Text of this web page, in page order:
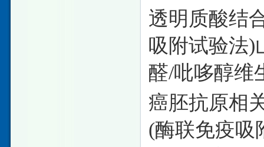
透明质酸结
吸附试验法)
醛/吡哆醇维
癌胚抗原相
(酶联免疫吸